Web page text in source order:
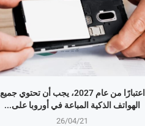
اعتبارًا من عام 2027، يجب أن تحتوي جميع
الهواتف الذكية المباعة في أوروبا على...
26/04/21